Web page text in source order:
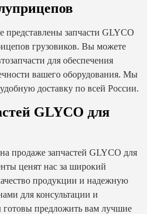
представлены запчасти GLYCO
грузовиков. Вы можете
для обеспечения
вашего оборудования. Мы
доставку по всей России.
GLYCO для
продаже запчастей GLYCO для
ценят нас за широкий
продукции и надежную
для консультации и
предложить вам лучшие